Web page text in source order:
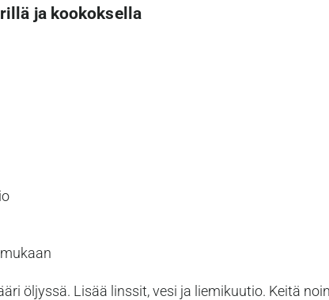
ja kookoksella
öljyssä. Lisää linssit, vesi ja liemikuutio. Keitä